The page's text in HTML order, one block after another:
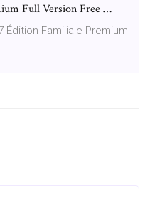
Full Version Free …
Familiale Premium -